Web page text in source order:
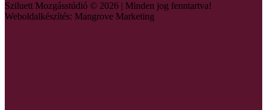
Sziluett Mozgásstúdió © 2026 | Minden jog fenntartva!
Weboldalkészítés: Mangrove Marketing